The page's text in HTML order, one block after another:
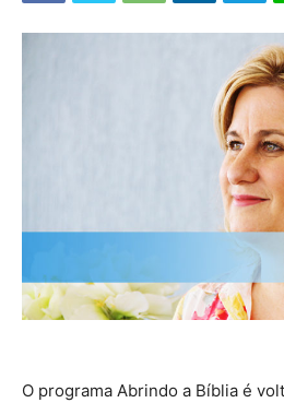
O programa Abrindo a Bíblia é